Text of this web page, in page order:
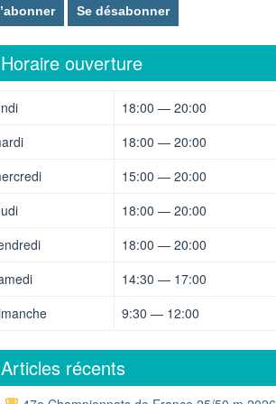
Horaire ouverture
18:00 — 20:00
18:00 — 20:00
15:00 — 20:00
18:00 — 20:00
18:00 — 20:00
14:30 — 17:00
9:30 — 12:00
Articles récents